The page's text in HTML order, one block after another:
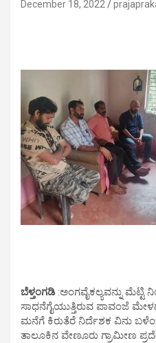
December 18, 2022
ಬೆಳ್ತಂಗಡಿ:ಅಂಗವೈಕಲ್ಯವನ್ನು ಮೆಟ್ಟಿ
ಸಾಧನೆಗೈಯುತ್ತಿರುವ ಪಾವಂಜೆ
ಮನೆಗೆ ಕಿರುತೆರೆ ನಿರ್ದೆಶಕ ವಿನು
ತಾಲೂಕಿನ ವೇಣೂರು ಗ್ರಾಮೀಣ